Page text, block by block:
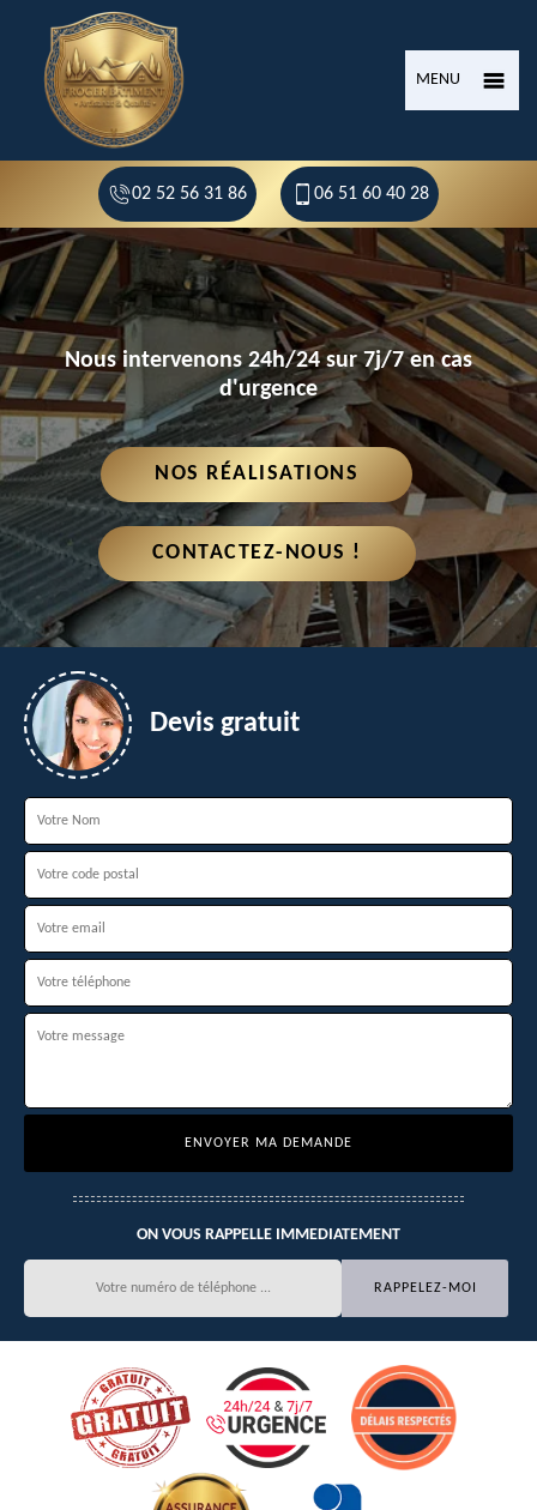
MENU
02 52 56 31 86 06 51 60 40 28
Nous intervenons 24h/24 sur 7j/7 en cas
d'urgence
NOS RÉALISATIONS
CONTACTEZ-NOUS !
Devis gratuit
ON VOUS RAPPELLE IMMEDIATEMENT